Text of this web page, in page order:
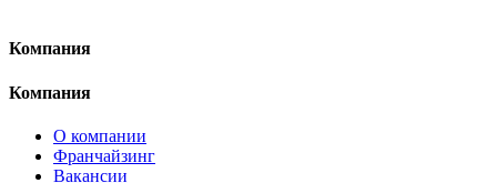
Компания
Компания
О компании
Франчайзинг
Вакансии